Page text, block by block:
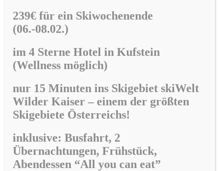
239€ für ein Skiwochenende
(06.-08.02.)
im 4 Sterne Hotel in Kufstein
(Wellness möglich)
nur 15 Minuten ins Skigebiet skiWelt
Wilder Kaiser – einem der größten
Skigebiete Österreichs!
inklusive: Busfahrt, 2
Übernachtungen, Frühstück,
Abendessen “All you can eat”